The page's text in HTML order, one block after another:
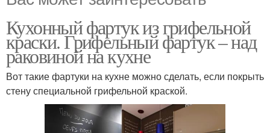
Кухонный фартук из грифельной
краски. Грифельный фартук – над
раковиной на кухне
Вот такие фартуки на кухне можно сделать, если покрыть
стену специальной грифельной краской.